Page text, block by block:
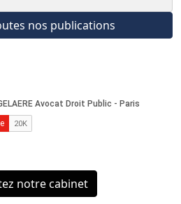
nos publications
notre cabinet